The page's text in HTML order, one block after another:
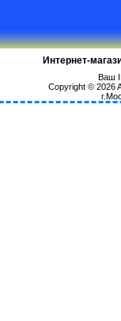
Интернет-
Ваш
Copyright © 2026